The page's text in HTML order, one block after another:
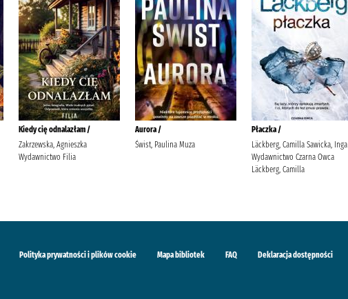
Kiedy cię odnalazłam /
Zakrzewska, Agnieszka
Wydawnictwo Filia
Aurora /
Świst, Paulina Muza
Płaczka /
Läckberg, Camilla Sawicka, Inga
Wydawnictwo Czarna Owca
Läckberg, Camilla
Polityka prywatności i plików cookie Mapa bibliotek FAQ Deklaracja dostępności